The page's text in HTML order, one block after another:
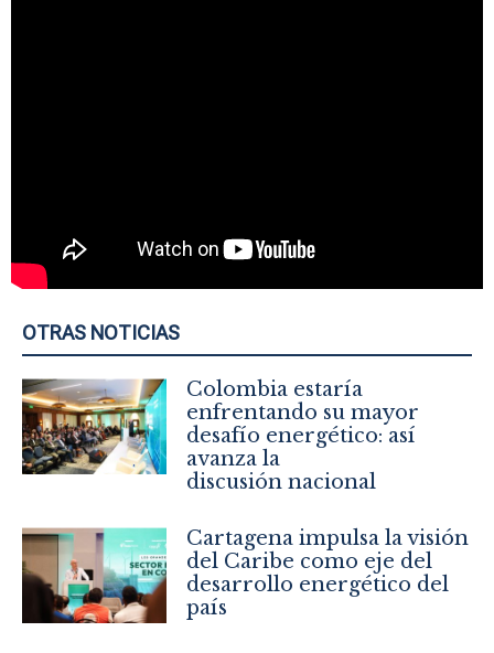
OTRAS NOTICIAS
Colombia estaría
enfrentando su mayor
desafío energético: así
avanza la
discusión nacional
Cartagena impulsa la visión
del Caribe como eje del
desarrollo energético del
país